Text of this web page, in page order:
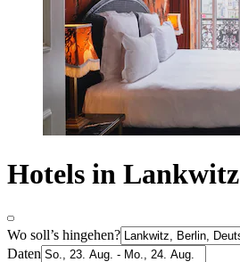
Hotels in Lankwitz
Wo soll’s hingehen?
Daten